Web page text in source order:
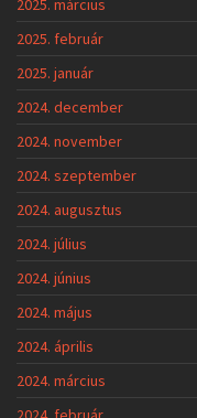
2025. március
2025. február
2025. január
2024. december
2024. november
2024. szeptember
2024. augusztus
2024. július
2024. június
2024. május
2024. április
2024. március